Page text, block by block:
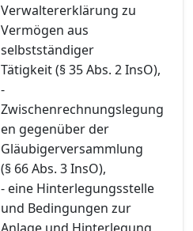
Verwaltererklärung zu
Vermögen aus
selbstständiger
Tätigkeit (§ 35 Abs. 2 InsO),
-
Zwischenrechnungslegung
en gegenüber der
Gläubigerversammlung
(§ 66 Abs. 3 InsO),
- eine Hinterlegungsstelle
und Bedingungen zur
Anlage und Hinterlegung